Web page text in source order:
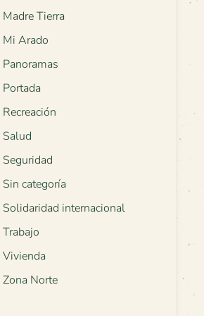
Madre Tierra
Mi Arado
Panoramas
Portada
Recreación
Salud
Seguridad
Sin categoría
Solidaridad internacional
Trabajo
Vivienda
Zona Norte